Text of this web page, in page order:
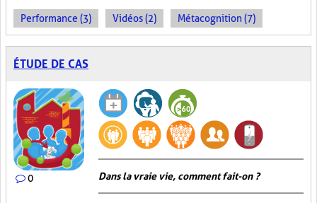
Performance (3) Vidéos (2) Métacognition (7)
ÉTUDE DE CAS
0 Dans la vraie vie, comment fait-on ?